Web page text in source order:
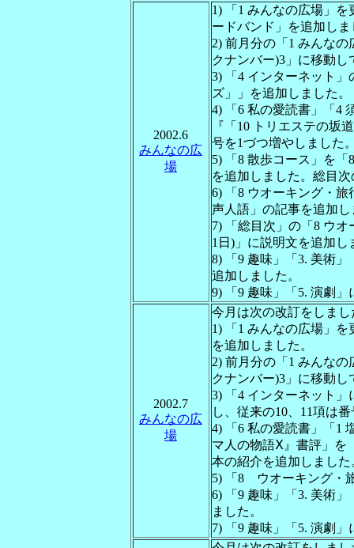
2002.6
みんなの広
場
1) 「1 みんなの広場」
ードバンド」を追加しま
2) 前月分の「1 みんな
クナンバー)3」に移動し
3) 「4 インターネット
ズ」」を追加しました。
4) 「6 私の愛読書」「4
『「10 トリエステの坂
号を1づつ増やしました
5) 「8 散歩コース」を
を追加しました。総目
6) 「8 ウオーキング・
声人語」の記事を追加し
7) 「総目次」の「8 ウ
1日)」に説明文を追加し
8) 「9 趣味」「3. 美術
追加しました。
9) 「9 趣味」「5. 演劇
2002.7
みんなの広
場
今月は次の改訂をしまし
1) 「1 みんなの広場」
を追加しました。
2) 前月分の「1 みんな
クナンバー)3」に移動し
3) 「4 インターネット
し、従来の10、11項は
4) 「6 私の愛読書」「
マ人の物語Ⅹ』書評」
本の紹介を追加しました
5) 「8 ウオーキング・
6) 「9 趣味」「3. 美術
ました。
7) 「9 趣味」「5. 演劇